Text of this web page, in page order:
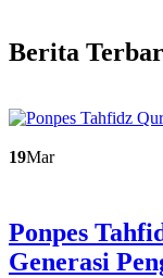
Berita
19Mar
Ponpes
Generasi